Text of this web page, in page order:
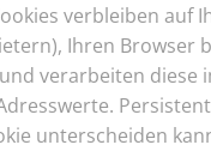
verbleiben auf
Ihren Browser
verarbeiten diese
unterscheiden